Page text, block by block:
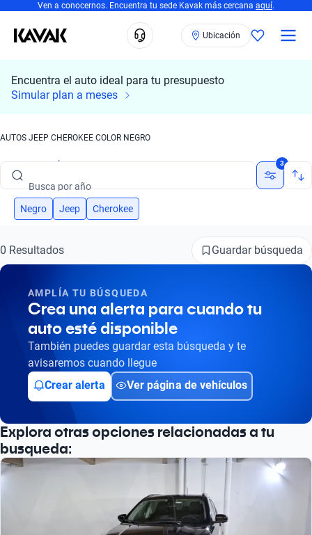
Ven a conocernos. Encuentra tu sede Kavak más cercana aquí.
Ubicación
Encuentra el auto ideal para tu presupuesto
Simular plan a meses
AUTOS JEEP CHEROKEE COLOR NEGRO
Busca por marca
Busca por marca
Busca por versión
Busca por año
3
Negro Jeep Cherokee
0 Resultados Guardar búsqueda
AMPLÍA TU BÚSQUEDA
Crea una alerta para cuando tu
auto esté disponible
También puedes guardar esta búsqueda y te
avisaremos cuando llegue
Crear alerta
Ver página de vehículos
Explora otras opciones relacionadas a tu
busqueda: